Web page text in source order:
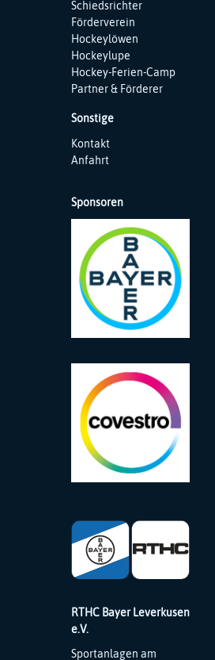
Schiedsrichter
Förderverein
Hockeylöwen
Hockeylupe
Hockey-Ferien-Camp
Partner & Förderer
Sonstige
Navigation
überspringen
Kontakt
Anfahrt
Sponsoren
RTHC Bayer Leverkusen
e.V.
Sportanlagen am